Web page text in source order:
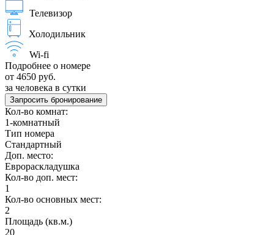
Телевизор
Холодильник
Wi-fi
Подробнее о номере
от 4650 руб.
за человека в сутки
Запросить бронирование
Кол-во комнат:
1-комнатный
Тип номера
Стандартный
Доп. место:
Еврораскладушка
Кол-во доп. мест:
1
Кол-во основных мест:
2
Площадь (кв.м.)
20